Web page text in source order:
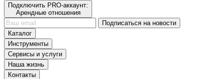
Подключить PRO-аккаунт:
Арендные отношения
Подписаться на новости
Каталог
Инструменты
Сервисы и услуги
Наша жизнь
Контакты